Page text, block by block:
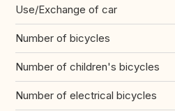
Use/Exchange of car
Number of bicycles
Number of children's bicycles
Number of electrical bicycles